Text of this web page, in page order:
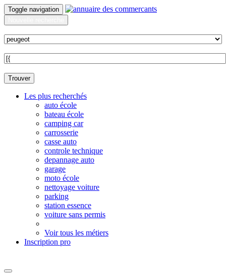
Toggle navigation
Trouver
Les plus recherchés
auto école
bateau école
camping car
carrosserie
casse auto
controle technique
depannage auto
garage
moto école
nettoyage voiture
parking
station essence
voiture sans permis
Voir tous les métiers
Inscription pro